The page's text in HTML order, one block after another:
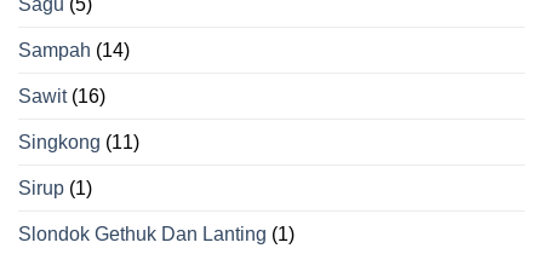
Sampah (14)
Sawit(16)
Singkong (11)
Sirup (1)
Slondok Gethuk Dan Lanting (1)